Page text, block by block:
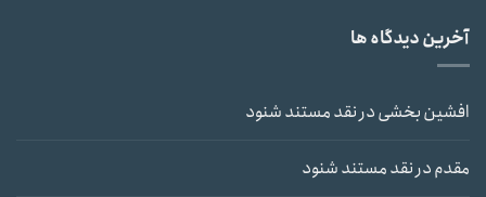
آخرین دیدگاه ها
افشین بخشیدرنقد مستند شنود
مقدمدرنقد مستند شنود